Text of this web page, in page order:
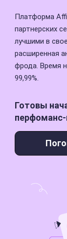
Платформа
партнерских
лучшими в
расширенная
фрода. Время
99,99%.
Готовы